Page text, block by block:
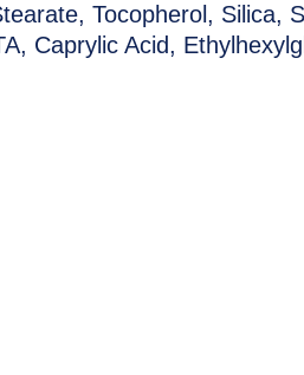
Tocopherol, Silica,
Caprylic Acid,